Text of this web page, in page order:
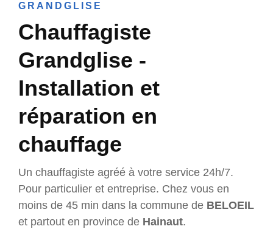
GRANDGLISE
Chauffagiste
Grandglise -
Installation et
réparation en
chauffage
Un chauffagiste agréé à votre service 24h/7.
Pour particulier et entreprise. Chez vous en
moins de 45 min dans la commune de BELOEIL
et partout en province de Hainaut.